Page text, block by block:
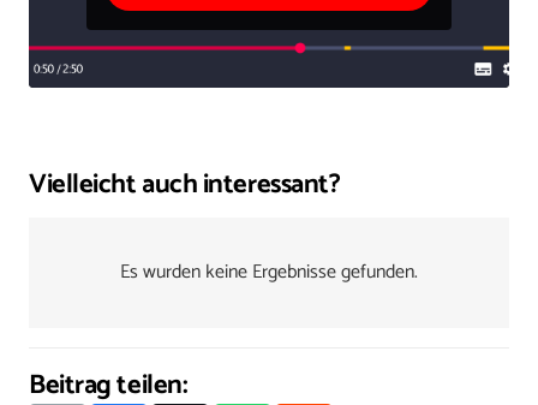
Vielleicht auch interessant?
Es wurden keine Ergebnisse gefunden.
Beitrag teilen: